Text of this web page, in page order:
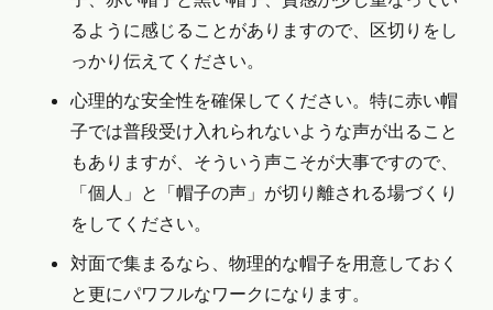
るように感じることがありますので、区切りをし
っかり伝えてください。
心理的な安全性を確保してください。特に赤い帽
子では普段受け入れられないような声が出ること
もありますが、そういう声こそが大事ですので、
「個人」と「帽子の声」が切り離される場づくり
をしてください。
対面で集まるなら、物理的な帽子を用意しておく
と更にパワフルなワークになります。